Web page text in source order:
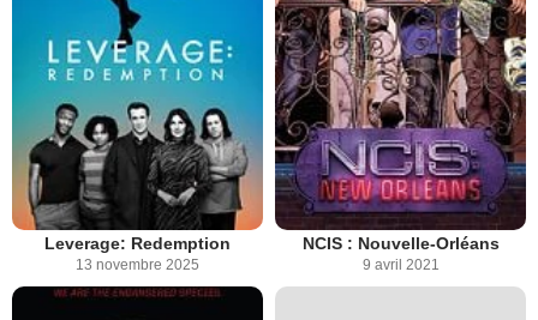
Leverage: Redemption
13 novembre 2025
NCIS : Nouvelle-Orléans
9 avril 2021